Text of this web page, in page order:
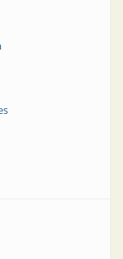
acelerado por la